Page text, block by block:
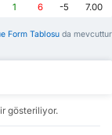
1 6 -5 7.00
Form Tablosu da mevcuttur
gösteriliyor.